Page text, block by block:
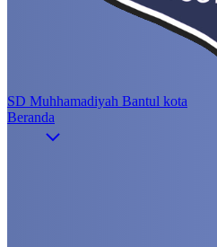
SD Muhhamadiyah Bantul kota
Beranda